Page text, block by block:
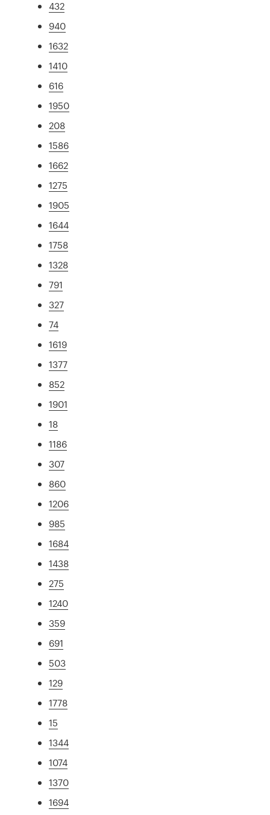
432
940
1632
1410
616
1950
208
1586
1662
1275
1905
1644
1758
1328
791
327
74
1619
1377
852
1901
18
1186
307
860
1206
985
1684
1438
275
1240
359
691
503
129
1778
15
1344
1074
1370
1694